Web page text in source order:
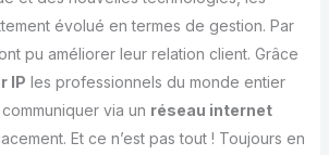
évolué en termes de gestion. Par
pu améliorer leur relation client. Grâce
IP les professionnels du monde entier
via un réseau internet
Et ce n’est pas tout ! Toujours en